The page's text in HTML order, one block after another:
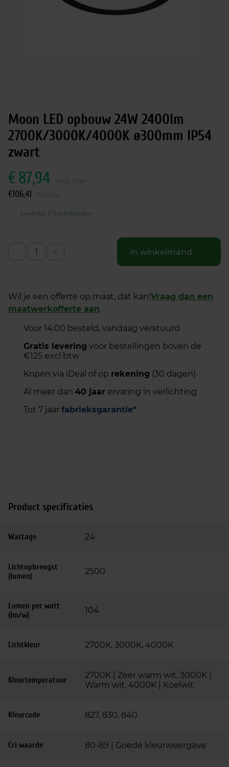
Moon LED opbouw 24W 2400lm
2700K/3000K/4000K ø300mm IP54
zwart
€87,94
€106,41
Levertijd 3-5 werkdagen
In winkelmand
Wil je een offerte op maat, dat kan!Vraag dan een
maatwerkofferte aan
Voor 14:00 besteld, vandaag verstuurd
Gratis levering voor bestellingen boven de
€125 excl btw
Kopen via iDeal of op rekening (30 dagen)
Al meer dan 40 jaar ervaring in verlichting
Tot 7 jaar fabrieksgarantie*
Product specificaties
Wattage 24
Lichtopbrengst
(lumen)
2500
Lumen per watt
(lm/w)
104
Lichtkleur 2700K, 3000K, 4000K
Kleurtemperatuur
2700K | Zeer warm wit, 3000K |
Warm wit, 4000K | Koelwit
Kleurcode 827, 830, 840
Cri waarde 80-89 | Goede kleurweergave